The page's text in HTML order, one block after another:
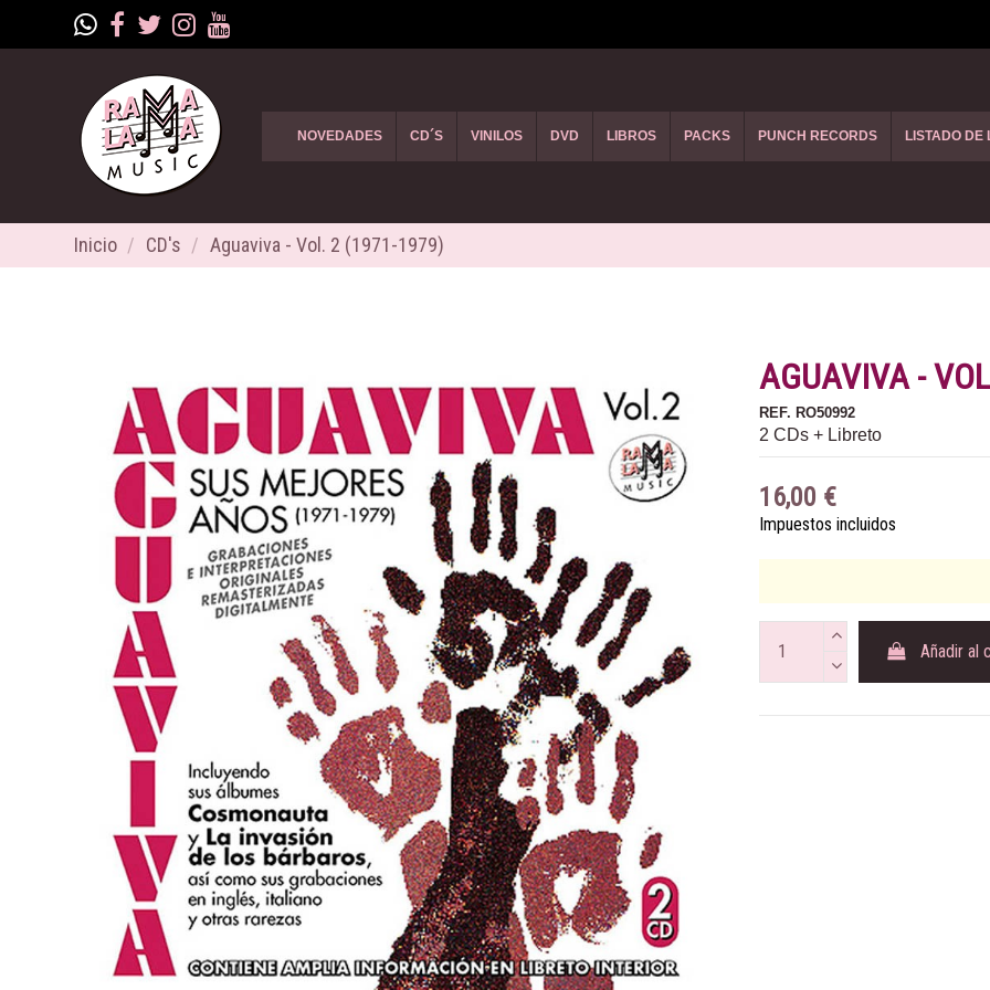
NOVEDADES CD´S VINILOS DVD LIBROS PACKS PUNCH RECORDS LISTADO DE
Inicio CD's Aguaviva - Vol. 2 (1971-1979)
AGUAVIVA -
REF. RO50992
2 CDs + Libreto
16,00 €
Impuestos incluidos
Añadir al